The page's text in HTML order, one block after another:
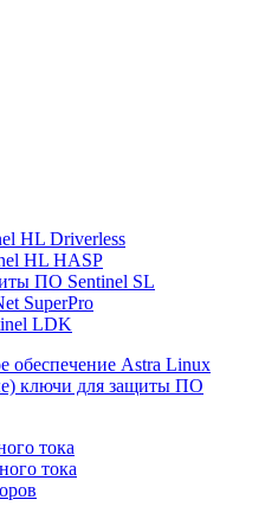
HL Driverless
HL HASP
ПО Sentinel SL
SuperPro
LDK
обеспечение Astra Linux
ключи для защиты ПО
тока
тока